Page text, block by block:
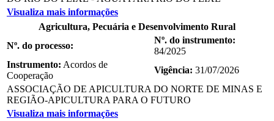
Visualiza mais informações
Agricultura, Pecuária e Desenvolvimento Rural
Nº. do processo:
Nº. do instrumento:
84/2025
Instrumento: Acordos de
Cooperação
Vigência: 31/07/2026
ASSOCIAÇÃO DE APICULTURA DO NORTE DE MINAS E
REGIÃO-APICULTURA PARA O FUTURO
Visualiza mais informações